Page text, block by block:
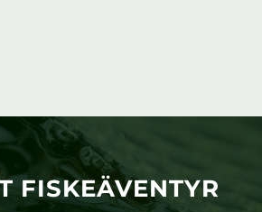
FISKEÄVENTYR